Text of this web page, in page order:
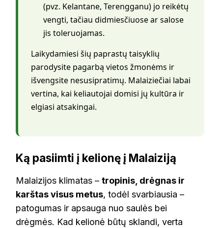
(pvz. Kelantane, Terengganu) jo reikėtų
vengti, tačiau didmiesčiuose ar salose
jis toleruojamas.
Laikydamiesi šių paprastų taisyklių
parodysite pagarbą vietos žmonėms ir
išvengsite nesusipratimų. Malaiziečiai labai
vertina, kai keliautojai domisi jų kultūra ir
elgiasi atsakingai.
Ką pasiimti į kelionę į Malaiziją
Malaizijos klimatas – tropinis, drėgnas ir
karštas visus metus, todėl svarbiausia –
patogumas ir apsauga nuo saulės bei
drėgmės. Kad kelionė būtų sklandi, verta